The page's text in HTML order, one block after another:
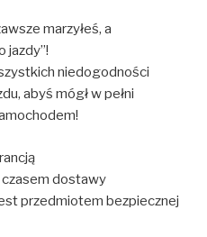
marzyłeś, a
jazdy”!
niedogodności
abyś mógł w pełni
dostawy
przedmiotem bezpiecznej